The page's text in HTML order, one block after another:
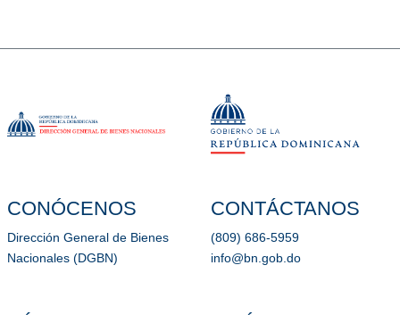
CONÓCENOS
Dirección General de Bienes
Nacionales (DGBN)
CONTÁCTANOS
(809) 686-5959
info@bn.gob.do